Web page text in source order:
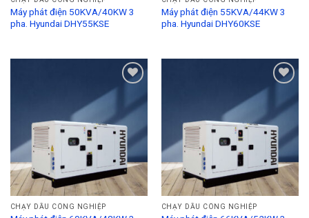
Máy phát điện 50KVA/40KW 3
pha. Hyundai DHY55KSE
Máy phát điện 55KVA/44KW 3
pha. Hyundai DHY60KSE
Wishlist
CHẠY DẦU CÔNG NGHIỆP
Wishlist
CHẠY DẦU CÔNG NGHIỆP